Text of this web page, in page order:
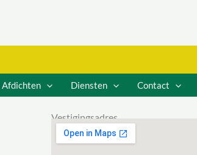
Afdichten Diensten Contact
Vestigingsadres